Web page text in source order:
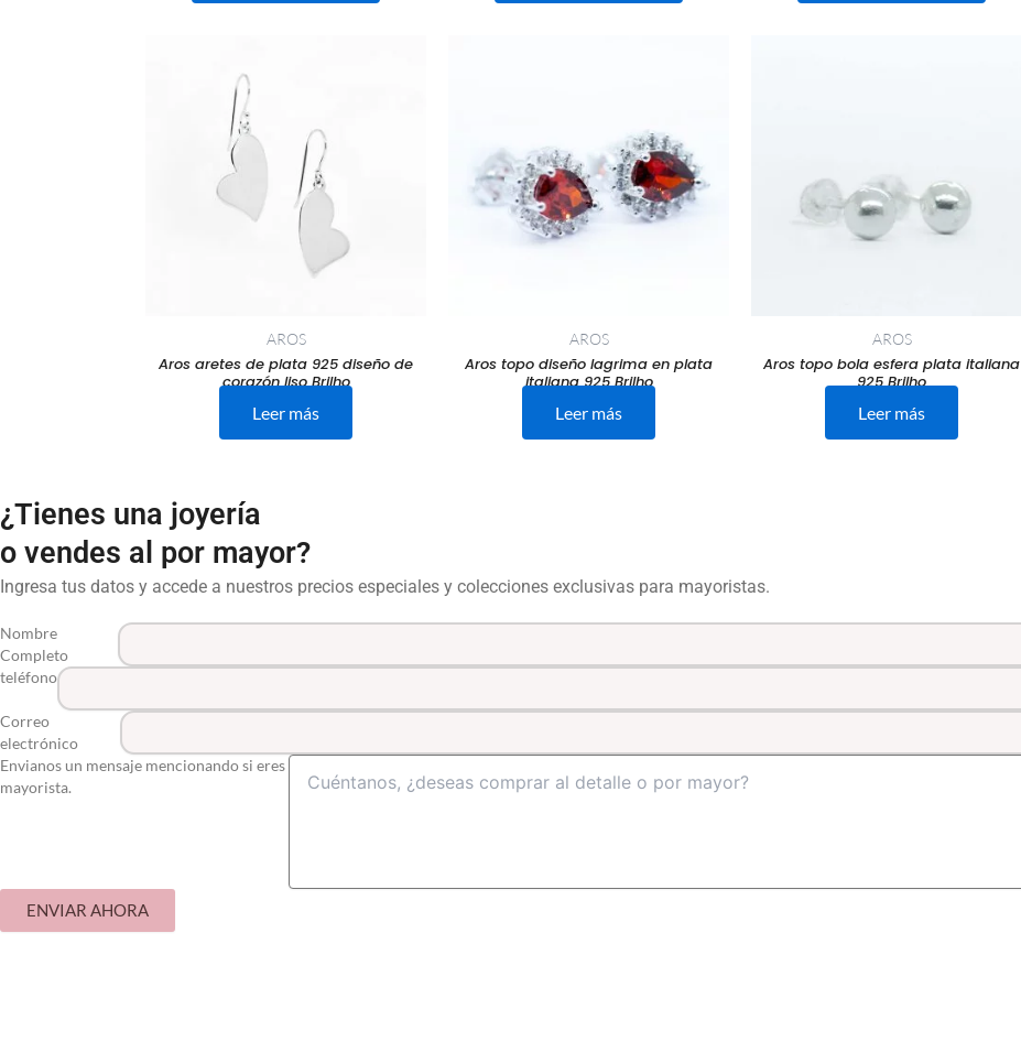
AROS
Aros aretes de plata 925 diseño de
corazón liso Brilho
Leer más
AROS
Aros topo diseño lagrima en plata
italiana 925 Brilho
Leer más
AROS
Aros topo bola esfera plata italiana
925 Brilho
Leer más
¿Tienes una joyería
o vendes al por mayor?
Ingresa tus datos y accede a nuestros precios especiales y colecciones exclusivas para mayoristas.
Nombre
Completo
teléfono
Correo
electrónico
Envianos un mensaje mencionando si eres
mayorista.
ENVIAR AHORA